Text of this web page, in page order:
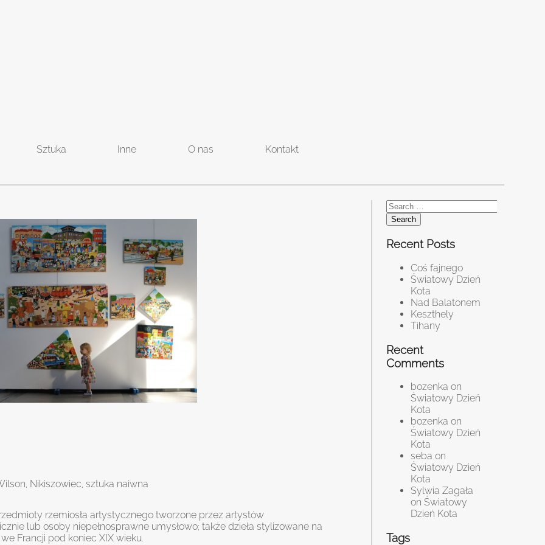
Sztuka Inne O nas Kontakt
Search
for:
Recent Posts
Coś fajnego
Światowy Dzień
Kota
Nad Balatonem
Keszthely
Tihany
Recent
Comments
bozenka on
Światowy Dzień
Kota
bozenka on
Światowy Dzień
Kota
seba on
Światowy Dzień
Kota
Sylwia Zagała
on Światowy
Dzień Kota
Tags
, Nikiszowiec,sztuka naiwna
rzemiosła artystycznego tworzone przez artystów
lub osoby niepełnosprawne umysłowo; także dzieła stylizowane na
Francji pod koniec XIX wieku.